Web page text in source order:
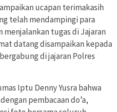
ucapan terimakasih
telah mendampingi para
menjalankan tugas di Jajaran
datang disampaikan kepada
di jajaran Polres
Iptu Denny Yusra bahwa
pembacaan do’a,